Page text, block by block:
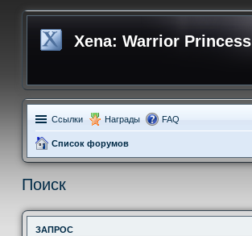
Xena: Warrior Princess
Ссылки Награды FAQ
Список форумов
Поиск
ЗАПРОС